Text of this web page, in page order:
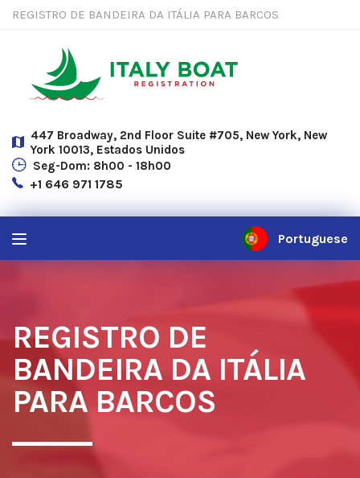
REGISTRO DE BANDEIRA DA ITÁLIA PARA BARCOS
447 Broadway, 2nd Floor Suite #705, New York, New
York 10013, Estados Unidos
Seg-Dom: 8h00 - 18h00
+1 646 971 1785
Portuguese
REGISTRO DE
BANDEIRA DA ITÁLIA
PARA BARCOS